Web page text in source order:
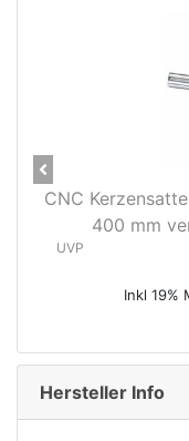
CNC
400 mm
UVP
Inkl
Previous
Hersteller Info